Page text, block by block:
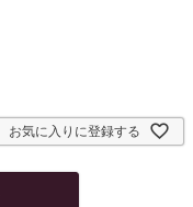
お気に入りに登録する